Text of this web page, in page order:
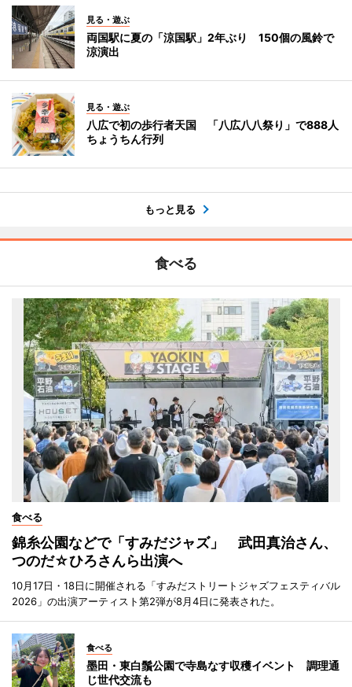
見る・遊ぶ
両国駅に夏の「涼国駅」2年ぶり 150個の風鈴で
涼演出
見る・遊ぶ
八広で初の歩行者天国 「八広八八祭り」で888人
ちょうちん行列
もっと見る
食べる
食べる
錦糸公園などで「すみだジャズ」 武田真治さん、
つのだ☆ひろさんら出演へ
10月17日・18日に開催される「すみだストリートジャズフェスティバル
2026」の出演アーティスト第2弾が8月4日に発表された。
食べる
墨田・東白鬚公園で寺島なす収穫イベント 調理通
じ世代交流も